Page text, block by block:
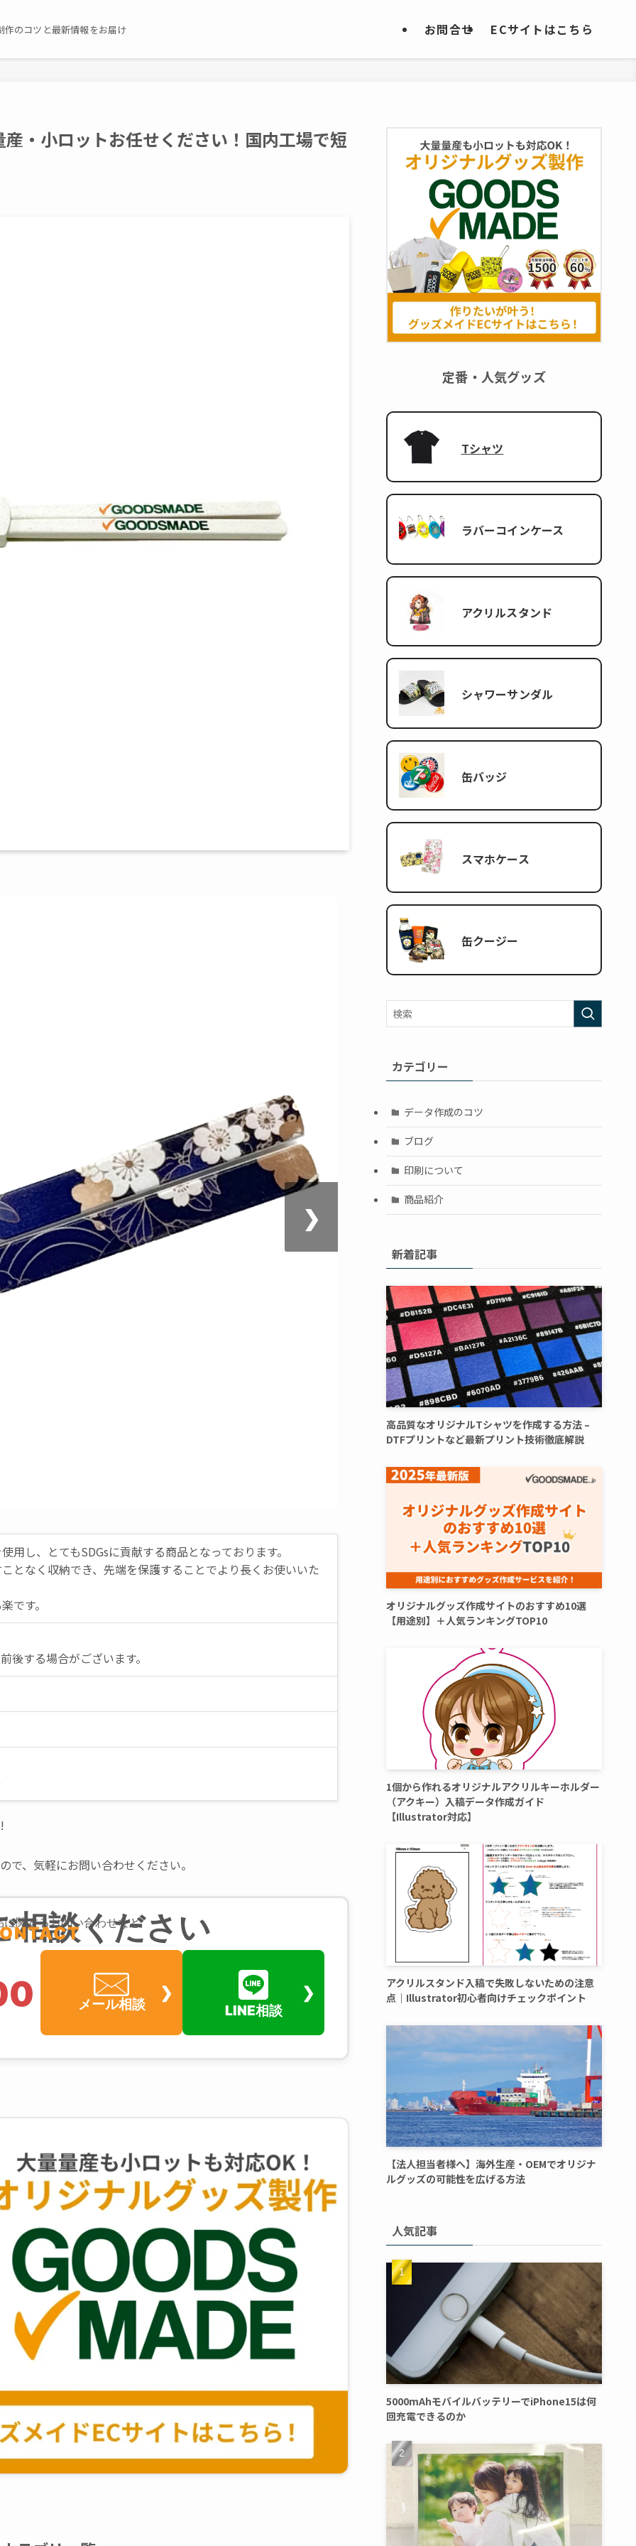
作のコツと最新情報をお届け お問合せ ECサイトはこちら
・小ロットお任せください！国内工場で短
❯
用し、 とてもSDGsに貢献する商品となっております。
となく収納でき、先端を保護することでより長くお使いいた
です。
する場合がございます。
、気軽にお問い合わせください。
に関するお問い合わせなど
相談ください
メール相談 LINE相談
定番・人気グッズ
Tシャツ
ラバーコインケース
アクリルスタンド
シャワーサンダル
缶バッジ
スマホケース
缶クージー
カテゴリー
データ作成のコツ
ブログ
印刷について
商品紹介
新着記事
高品質なオリジナルTシャツを作成する方法 –
DTFプリントなど最新プリント技術徹底解説
オリジナルグッズ作成サイトのおすすめ10選
【用途別】＋人気ランキングTOP10
1個から作れるオリジナルアクリルキーホルダー
（アクキー）入稿データ作成ガイド
【Illustrator対応】
アクリルスタンド入稿で失敗しないための注意
点｜Illustrator初心者向けチェックポイント
【法人担当者様へ】海外生産・OEMでオリジナ
ルグッズの可能性を広げる方法
人気記事
5000mAhモバイルバッテリーでiPhone15は何
回充電できるのか